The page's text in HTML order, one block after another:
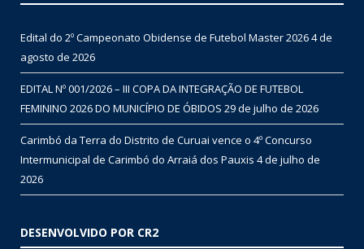
Edital do 2º Campeonato Obidense de Futebol Master 20264 de
agosto de 2026
EDITAL Nº 001/2026 – III COPA DA INTEGRAÇÃO DE FUTEBOL
FEMININO 2026 DO MUNICÍPIO DE ÓBIDOS 29 de julho de 2026
Carimbó da Terra do Distrito de Curuai vence o 4º Concurso
Intermunicipal de Carimbó do Arraiá dos Pauxis 4 de julho de
2026
DESENVOLVIDO POR CR2